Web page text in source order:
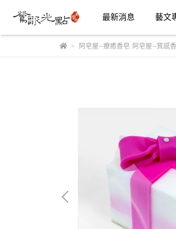
最新消息 藝文
阿皂屋—療癒香皂, 阿皂屋—質感